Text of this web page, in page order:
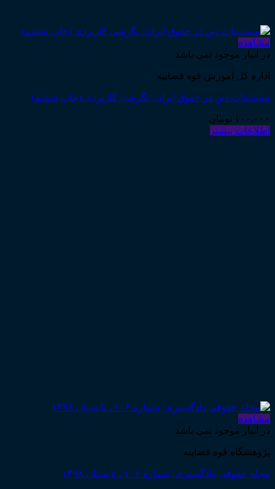
مشاهده
در انبار موجود نمی باشد
اداره کل آموزش قوه قضاییه
مستثنیات دین در حقوق ایران؛ نگرشی کاربردی (چاپ ششم)
۱۰۰,۰۰۰ تومان
اطلاعات بیشتر
مشاهده
در انبار موجود نمی باشد
پژوهشگاه قوه قضاییه
مجله حقوقی دادگستری؛ شماره ۱۰۶ ـ تابستان ۱۳۹۸